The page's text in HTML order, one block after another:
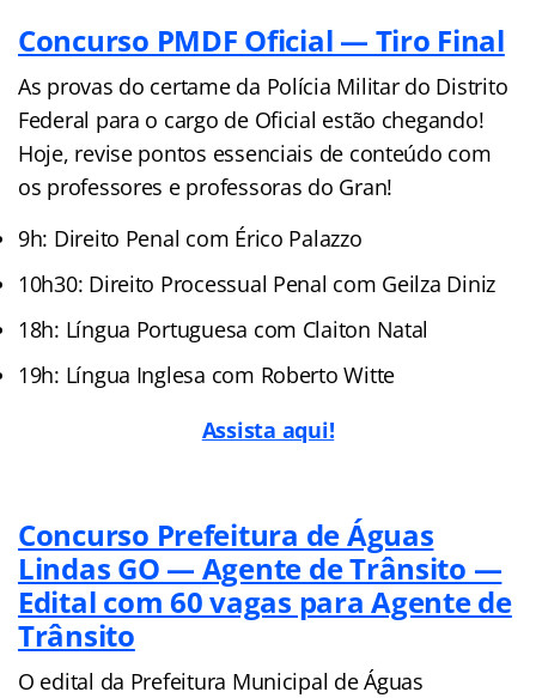
Concurso PMDF Oficial — Tiro Final
As provas do certame da Polícia Militar do Distrito
Federal para o cargo de Oficial estão chegando!
Hoje, revise pontos essenciais de conteúdo com
os professores e professoras do Gran!
9h: Direito Penal com Érico Palazzo
10h30: Direito Processual Penal com Geilza Diniz
18h: Língua Portuguesa com Claiton Natal
19h: Língua Inglesa com Roberto Witte
Assista aqui!
Concurso Prefeitura de Águas
Lindas GO — Agente de Trânsito —
Edital com 60 vagas para Agente de
Trânsito
O edital da Prefeitura Municipal de Águas